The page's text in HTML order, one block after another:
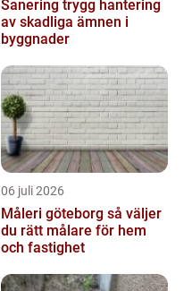
Sanering trygg hantering
av skadliga ämnen i
byggnader
06 juli 2026
Måleri göteborg så väljer
du rätt målare för hem
och fastighet